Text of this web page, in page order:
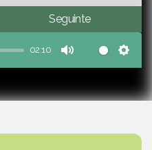
Seguinte
02:10
Mute